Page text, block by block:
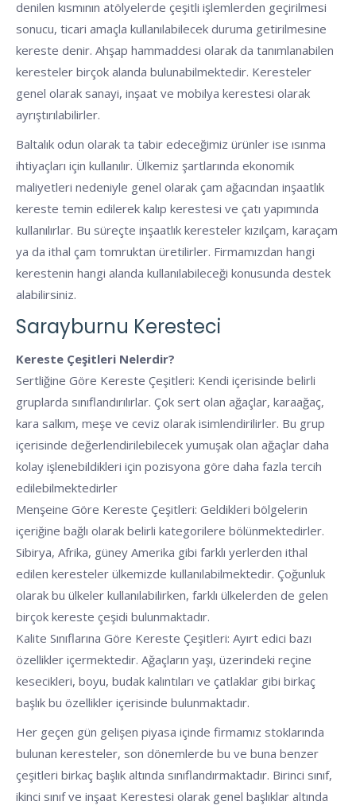
denilen kısmının atölyelerde çeşitli işlemlerden geçirilmesi
sonucu, ticari amaçla kullanılabilecek duruma getirilmesine
kereste denir. Ahşap hammaddesi olarak da tanımlanabilen
keresteler birçok alanda bulunabilmektedir. Keresteler
genel olarak sanayi, inşaat ve mobilya kerestesi olarak
ayrıştırılabilirler.
Baltalık odun olarak ta tabir edeceğimiz ürünler ise ısınma
ihtiyaçları için kullanılır. Ülkemiz şartlarında ekonomik
maliyetleri nedeniyle genel olarak çam ağacından inşaatlık
kereste temin edilerek kalıp kerestesi ve çatı yapımında
kullanılırlar. Bu süreçte inşaatlık keresteler kızılçam, karaçam
ya da ithal çam tomruktan üretilirler. Firmamızdan hangi
kerestenin hangi alanda kullanılabileceği konusunda destek
alabilirsiniz.
Sarayburnu Keresteci
Kereste Çeşitleri Nelerdir?
Sertliğine Göre Kereste Çeşitleri: Kendi içerisinde belirli
gruplarda sınıflandırılırlar. Çok sert olan ağaçlar, karaağaç,
kara salkım, meşe ve ceviz olarak isimlendirilirler. Bu grup
içerisinde değerlendirilebilecek yumuşak olan ağaçlar daha
kolay işlenebildikleri için pozisyona göre daha fazla tercih
edilebilmektedirler
Menşeine Göre Kereste Çeşitleri: Geldikleri bölgelerin
içeriğine bağlı olarak belirli kategorilere bölünmektedirler.
Sibirya, Afrika, güney Amerika gibi farklı yerlerden ithal
edilen keresteler ülkemizde kullanılabilmektedir. Çoğunluk
olarak bu ülkeler kullanılabilirken, farklı ülkelerden de gelen
birçok kereste çeşidi bulunmaktadır.
Kalite Sınıflarına Göre Kereste Çeşitleri: Ayırt edici bazı
özellikler içermektedir. Ağaçların yaşı, üzerindeki reçine
kesecikleri, boyu, budak kalıntıları ve çatlaklar gibi birkaç
başlık bu özellikler içerisinde bulunmaktadır.
Her geçen gün gelişen piyasa içinde firmamız stoklarında
bulunan keresteler, son dönemlerde bu ve buna benzer
çeşitleri birkaç başlık altında sınıflandırmaktadır. Birinci sınıf,
ikinci sınıf ve inşaat Kerestesi olarak genel başlıklar altında